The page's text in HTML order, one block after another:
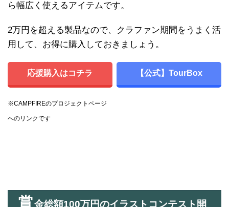
ら幅広く使えるアイテムです。
2万円を超える製品なので、クラファン期間をうまく活
用して、お得に購入しておきましょう。
応援購入はコチラ
※CAMPFIREのプロジェクトページ
へのリンクです
【公式】TourBox
賞金総額100万円のイラストコンテスト開